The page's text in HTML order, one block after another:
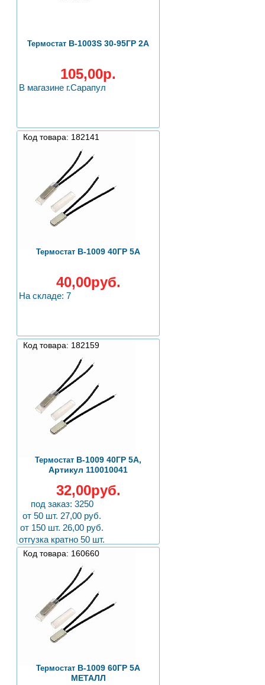
Термостат B-1003S 30-95ГР 2А
105,00р.
В магазине г.Сарапул
Код товара: 182141
Термостат B-1009 40ГР 5А
40,00руб.
На складе: 7
Код товара: 182159
Термостат B-1009 40ГР 5А,
Артикул 110010041
32,00руб.
под заказ: 3250
от 50 шт. 27,00 руб.
от 150 шт. 26,00 руб.
отгузка кратно 50 шт.
Код товара: 160660
Термостат B-1009 60ГР 5А
МЕТАЛЛ